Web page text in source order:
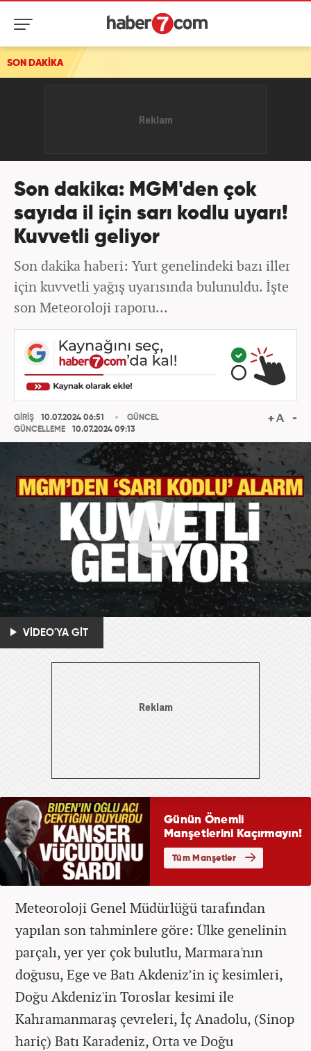
SON DAKİKA
Son dakika: MGM'den çok
sayıda il için sarı kodlu uyarı!
Kuvvetli geliyor
Son dakika haberi: Yurt genelindeki bazı iller
için kuvvetli yağış uyarısında bulunuldu. İşte
son Meteoroloji raporu...
GİRİŞ
10.07.2024 06:51
GÜNCELLEME
10.07.2024 09:13
GÜNCEL
VİDEO'YA GİT
Meteoroloji Genel Müdürlüğü tarafından
yapılan son tahminlere göre: Ülke genelinin
parçalı, yer yer çok bulutlu, Marmara'nın
doğusu, Ege ve Batı Akdeniz’in iç kesimleri,
Doğu Akdeniz'in Toroslar kesimi ile
Kahramanmaraş çevreleri, İç Anadolu, (Sinop
hariç) Batı Karadeniz, Orta ve Doğu